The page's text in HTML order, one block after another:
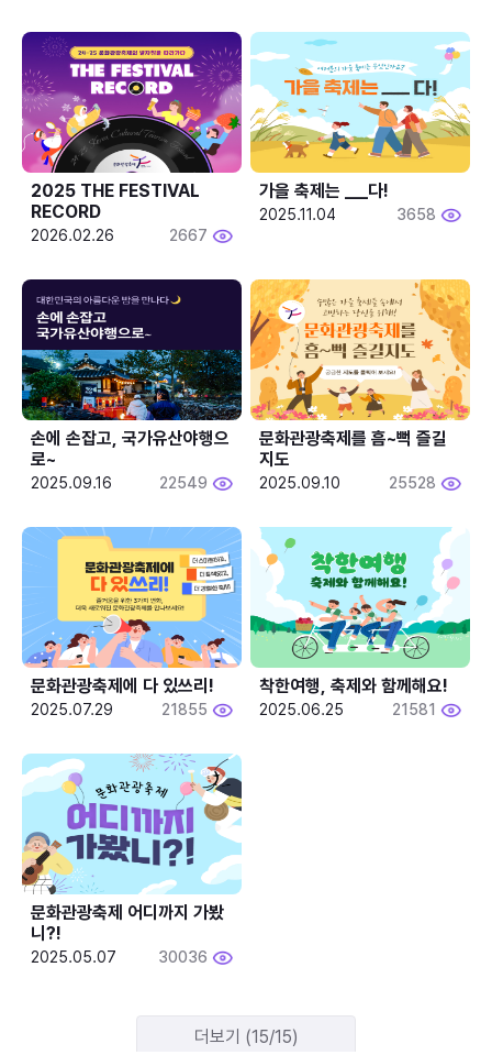
2025 THE FESTIVAL
RECORD
2026.02.26 2667
2025.11.04 3658
손에 손잡고, 국가유산야행으
로~
2025.09.16 22549
문화관광축제를 흠~뻑 즐길
지도
2025.09.10 25528
문화관광축제에 다 있쓰리!
2025.07.29 21855
착한여행, 축제와 함께해요!
2025.06.25 21581
문화관광축제 어디까지 가봤
니?!
2025.05.07 30036
더보기 (15/15)